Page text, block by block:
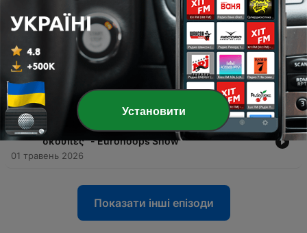
184 - Ανεπίδεκτος μαθήσεως ο ΠΑΟ και η Φενέρ που
δεν τρομάζει τον Ολυμπιακό - Eurohoops Show
09 травень 2026
183
Κόκκινη κούπα ή... και ποιον ευνοεί το beef
ΠΑΟ-Βαλένθια - Eurohoops Show
07 травень 2026
182 - Ολοταχώς για ΕΛΛΗΝΙΚΟ ΤΕΛΙΚΟ μετά τις
"σκούπες" - Eurohoops Show
01 травень 2026
Показати інші епізоди
Установити